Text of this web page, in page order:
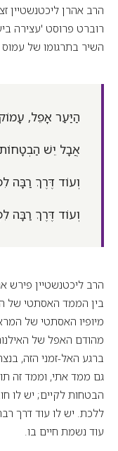
הרב אהרן ליכטנשטיין
רוברט פרוסט 'עצירה
השיר בתרגומו של עמוס
הַיַּעַר אָפֵל,
אֲבָל יֵשׁ
וְעוֹד דֶּרֶךְ רַבָּה
וְעוֹד דֶּרֶךְ רַבָּה
הרב ליכטנשטיין פירש
בין הממד האסתטי של
מיופיו האסתטי של
מהודם האפל של
ברגע האל-זמני הזה,
גם ממד אתי, וממד זה
הבטחות לקיים; יש לו
ללכת. יש לו עוד דרך
עוד נשמת חיים בו.